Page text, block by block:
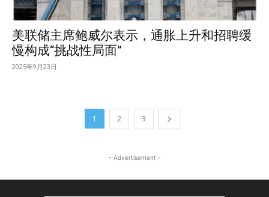
美联储主席鲍威尔表示，通胀上升和招聘缓
慢构成“挑战性局面”
2025年9月23日
1 2 3
- Advertisement -